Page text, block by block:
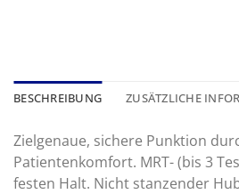
BESCHREIBUNG ZUSÄTZLICHE
Zielgenaue, sichere Punktion
Patientenkomfort. MRT- (bis 3
festen Halt. Nicht stanzender